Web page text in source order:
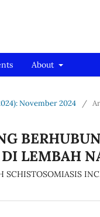
About
November 2024 /
LEMBAH
SCHISTOSOMIASIS